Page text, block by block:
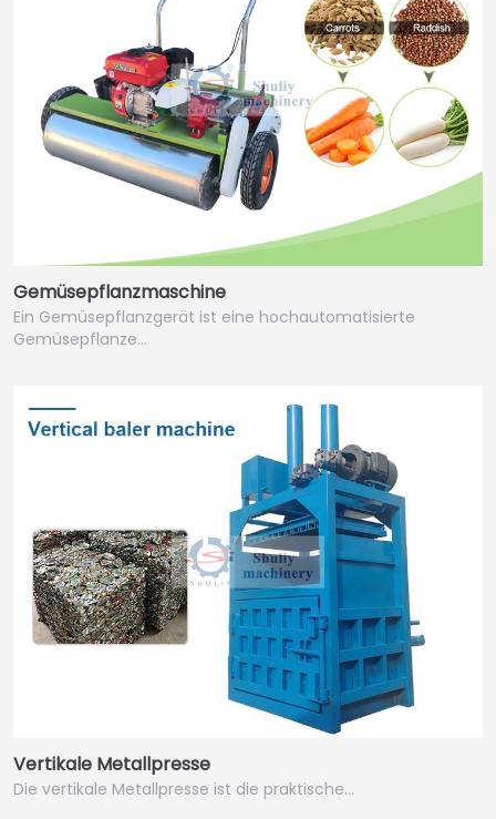
Gemüsepflanzmaschine
Ein Gemüsepflanzgerät ist eine hochautomatisierte
Gemüsepflanze…
Vertikale Metallpresse
Die vertikale Metallpresse ist die praktische…